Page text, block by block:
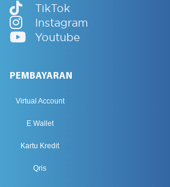
TikTok
Instagram
Youtube
PEMBAYARAN
Virtual Account
E Wallet
Kartu Kredit
Qris